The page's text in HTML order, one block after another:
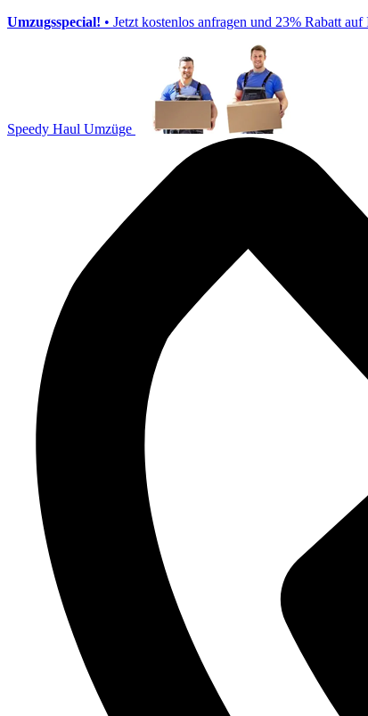
Umzugsspecial! • Jetzt kostenlos anfragen und 23% Rabatt
Speedy Haul Umzüge